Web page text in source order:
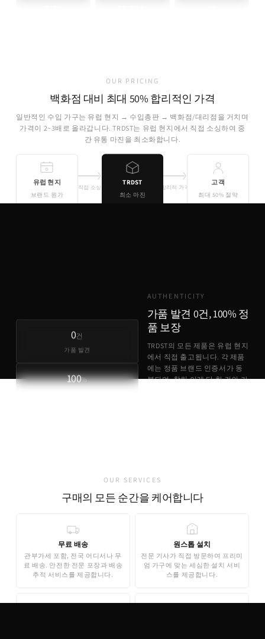
OUR PRICING
백화점 대비 최대 50% 합리적인 가격
일반적인 수입 가구는 유럽 현지 → 수입총판 → 백화점/대리점을 거치며
가격이 2~3배로 올라갑니다. TRDST는 유럽 현지에서 직접 소싱하여 중
간 유통 마진을 최소화합니다.
유럽 현지
브랜드 원가
직접 소싱
TRDST
최소 마진
합리적 가격
고객
최대 50% 절약
AUTHENTICITY
가품 발견 0건, 100% 정
품 보장
TRDST의 모든 제품은 유럽 현지
에서 직접 출고됩니다. 각 제품
에는 정품 브랜드 인증서가 동
봉되며, 창립 이래 단 한 건의 가
0건
가품 발견
100%
OUR SERVICES
구매의 모든 순간을 케어합니다
무료 배송
관부가세 포함, 전국 어디서나 무
료 배송. 안전한 전문 포장과 배송
추적 서비스를 제공합니다.
원스톱 설치
전문 기사가 직접 방문하여 프리미
엄 가구에 맞는 세심한 설치 서비
스를 제공합니다.